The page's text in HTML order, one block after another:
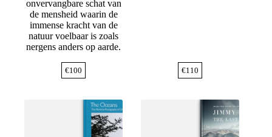
onvervangbare schat van
de mensheid waarin de
immense kracht van de
natuur voelbaar is zoals
nergens anders op aarde.
€100 €110